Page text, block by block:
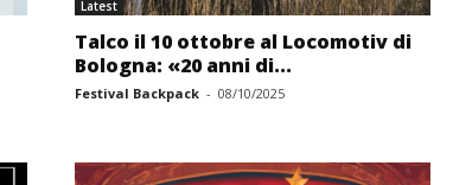
Latest
Talco il 10 ottobre al Locomotiv di
Bologna: «20 anni di...
Festival Backpack - 08/10/2025